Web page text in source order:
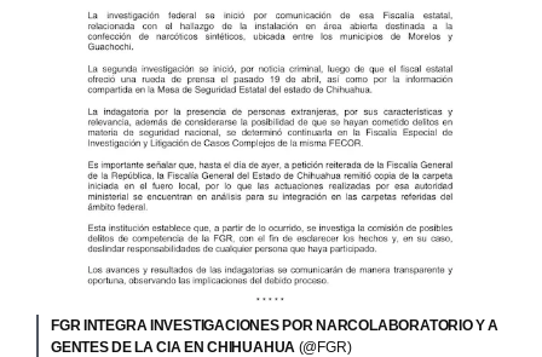
FGR INTEGRA INVESTIGACIONES POR NARCOLABORATORIO Y A
GENTES DE LA CIA EN CHIHUAHUA (@FGR)